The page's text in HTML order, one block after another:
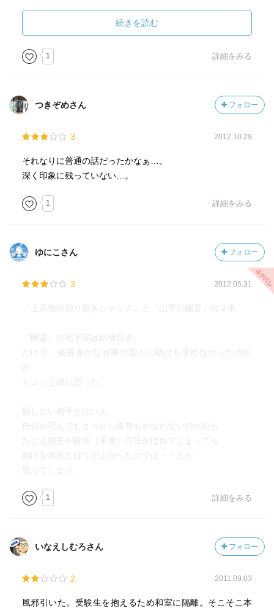
ラスト、銃とか出てくる辺りがちくっと余計かな。
05.11.21
続きを読む
1 詳細をみる
つきぞめさん フォロー
3 2012.10.29
それなりに普通の話だったかなぁ…。
深く印象に残っていない…。
1 詳細をみる
ゆにこさん フォロー
3 2012.05.31
『上高地の切り裂きジャック』と『山手の幽霊』の２本。
『幽霊』の地下室は結構好き。
だけど、被害者がなぜ家の住人に助けを求めなかったのか
が
ちょっと謎に思った。
殺したい相手とはいえ、
自分が死んでしまったら復讐もかなわないのだから
たとえ殺意や殺害（未遂）方法がばれてしまっても
助けを求めたほうがよかったのでは・・とか
思ってしまう。
1 詳細をみる
いなえしむろさん フォロー
2 2011.09.03
風邪引いた。受験生を抱えるため和室に隔離。そこそこ本